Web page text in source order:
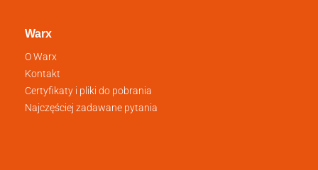
Warx
O Warx
Kontakt
Certyfikaty i pliki do pobrania
Najczęściej zadawane pytania